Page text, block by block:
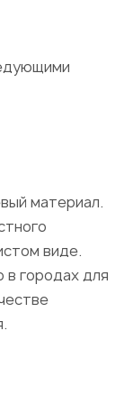
материал.
виде.
городах для